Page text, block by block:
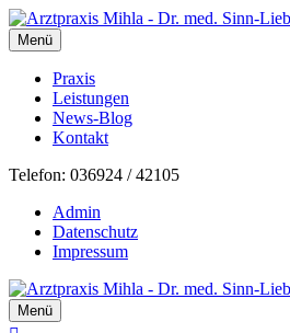
Menü
Praxis
Leistungen
News-Blog
Kontakt
Telefon: 036924 / 42105
Admin
Datenschutz
Impressum
Menü